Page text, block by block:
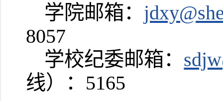
学院邮箱：
8057
学校纪委邮箱：
线）：5165